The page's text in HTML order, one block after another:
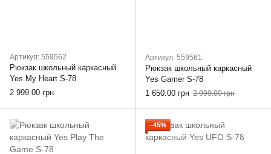
Артикул: 559562
Рюкзак школьный каркасный
Yes My Heart S-78
2 999.00 грн
Артикул: 559561
Рюкзак школьный каркасный
Yes Gamer S-78
1 650.00 грн 2 999.00 грн
−45%